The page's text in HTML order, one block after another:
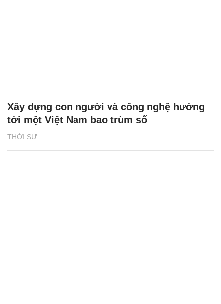
THỜI SỰ
Xây dựng con người và công nghệ hướng
tới một Việt Nam bao trùm số